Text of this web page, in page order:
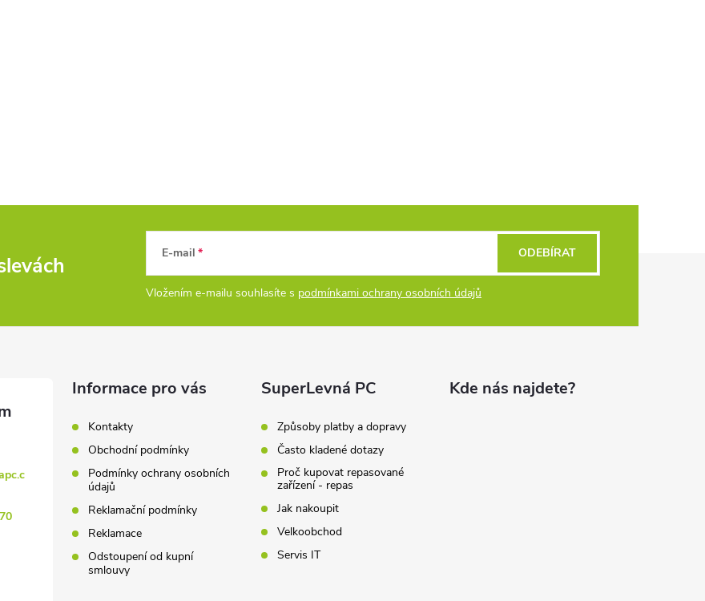
E-mail
Vložením e-mailu souhlasíte s podmínkami ochrany osobních údajů
ODEBÍRAT
Informace pro vás
Kontakty
Obchodní podmínky
Podmínky ochrany osobních
údajů
Reklamační podmínky
Reklamace
Odstoupení od kupní
smlouvy
SuperLevná PC
Způsoby platby a dopravy
Často kladené dotazy
Proč kupovat repasované
zařízení - repas
Jak nakoupit
Velkoobchod
Servis IT
Kde nás najdete?